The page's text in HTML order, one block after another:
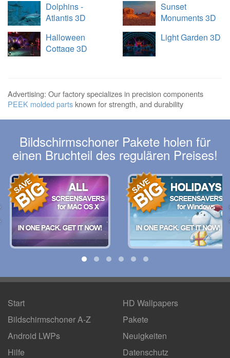
Dolphins -
Atlantis 3D
Sunset
Monuments 3D
Halloween
Cottage 3D
Light Garden 3D
Advertising: Our factory specializes in precision components
PEEK molded partsknown for strength, and durability
Bildschirmschoner Pakete holen für
einen Bruchteil des regulären Preises!
Start
Bildschirmschoner A-Z
Android LWPs
HD Wallpapers
Pakete
Neuigkeiten
Hilfe
Datenschutz